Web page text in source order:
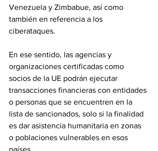
Venezuela y Zimbabue, así como
también en referencia a los
ciberataques.
En ese sentido, las agencias y
organizaciones certificadas como
socios de la UE podrán ejecutar
transacciones financieras con entidades
o personas que se encuentren en la
lista de sancionados, solo si la finalidad
es dar asistencia humanitaria en zonas
o poblaciones vulnerables en esos
países.